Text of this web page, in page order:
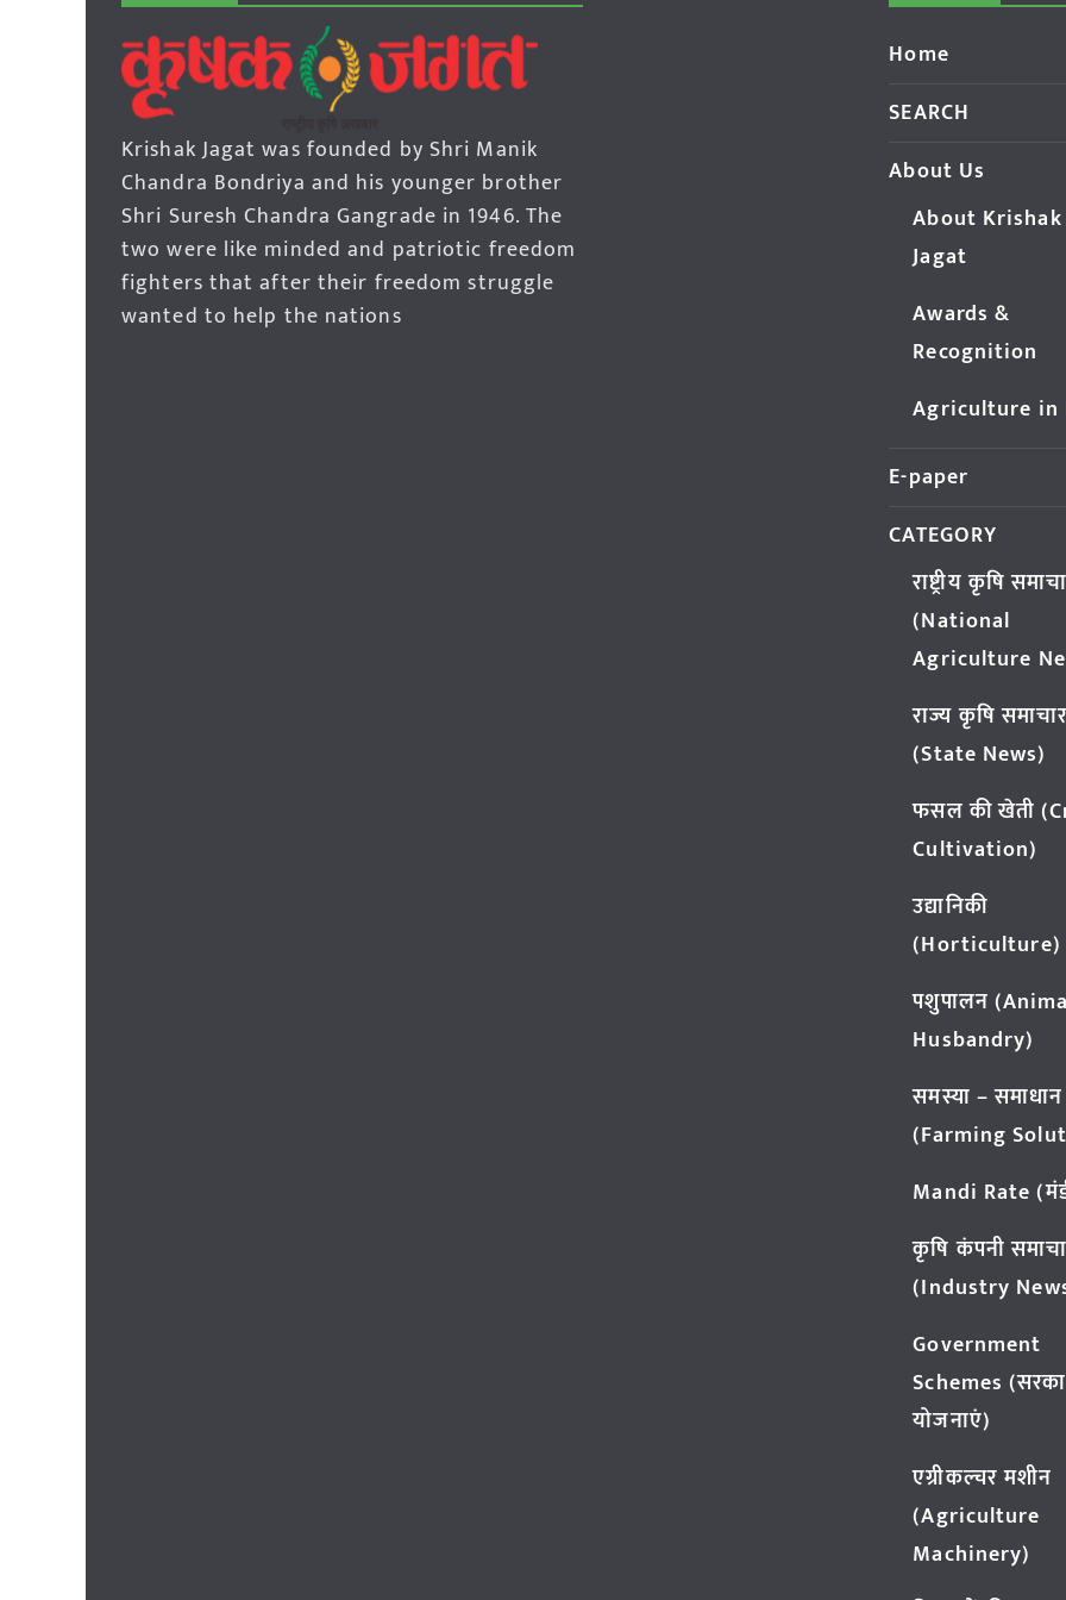
Krishak Jagat was founded by Shri Manik
Chandra Bondriya and his younger brother
Shri Suresh Chandra Gangrade in 1946. The
two were like minded and patriotic freedom
fighters that after their freedom struggle
wanted to help the nations
Home
SEARCH
About Us
About Krishak
Jagat
Awards &
Recognition
Agriculture in
E-paper
CATEGORY
राष्ट्रीय कृषि
(National
Agriculture
राज्य कृषि समाचार
(State News)
फसल की खेती
Cultivation)
उद्यानिकी
(Horticulture)
पशुपालन
Husbandry)
समस्या – समाधान
(Farming
Mandi Rate
कृषि कंपनी
(Industry
Government
Schemes
योजनाएं)
एग्रीकल्चर मशीन
(Agriculture
Machinery)